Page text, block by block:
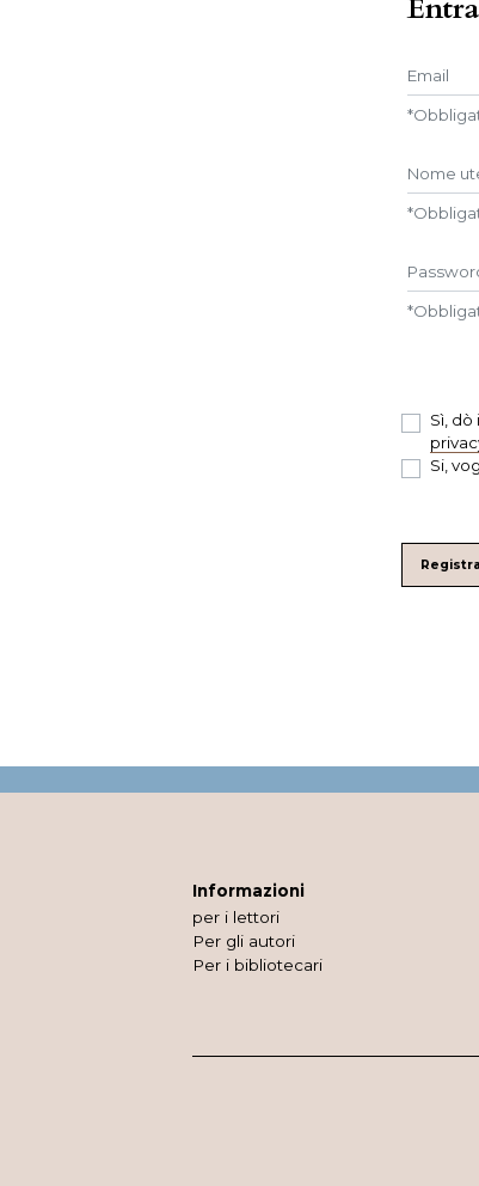
Entra
*
*
*
Sì,
Si,
Informazioni
per i lettori
Per gli autori
Per i bibliotecari